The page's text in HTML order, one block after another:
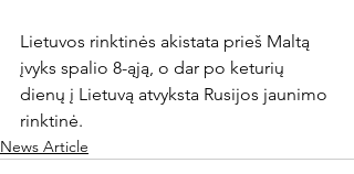
Lietuvos rinktinės akistata prieš Maltą
įvyks spalio 8-ąją, o dar po keturių
dienų į Lietuvą atvyksta Rusijos jaunimo
rinktinė.
News Article